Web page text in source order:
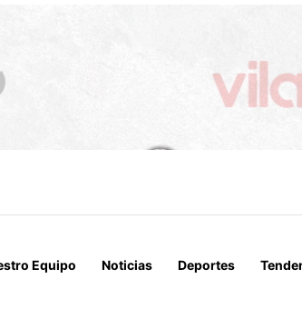
MUERTE, SINO LA VIDA”: LA EMOTIVA ROMERÍA
Equipo Noticias Deportes